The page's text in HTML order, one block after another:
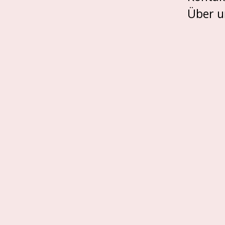
Über